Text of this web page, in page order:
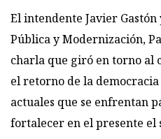
El intendente Javier
Pública y Modernización,
charla que giró en torno al
el retorno de la democracia
actuales que se enfrentan
fortalecer en el presente el